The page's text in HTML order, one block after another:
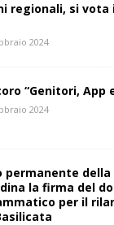
regionali, si vota
2024
“Genitori, App
2024
permanente della
la firma del
per il